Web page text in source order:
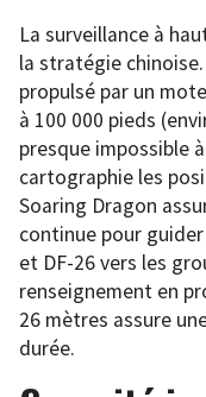
La surveillance à
la stratégie chinoise.
propulsé par un
à 100 000 pieds
presque impossible
cartographie les
Soaring Dragon
continue pour
et DF-26 vers les
renseignement en
26 mètres assure
durée.